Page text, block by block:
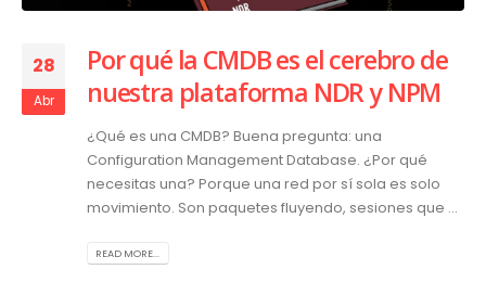
28
Abr
Por qué la CMDB es el cerebro de
nuestra plataforma NDR y NPM
¿Qué es una CMDB? Buena pregunta: una
Configuration Management Database. ¿Por qué
necesitas una? Porque una red por sí sola es solo
movimiento. Son paquetes fluyendo, sesiones que ...
READ MORE...